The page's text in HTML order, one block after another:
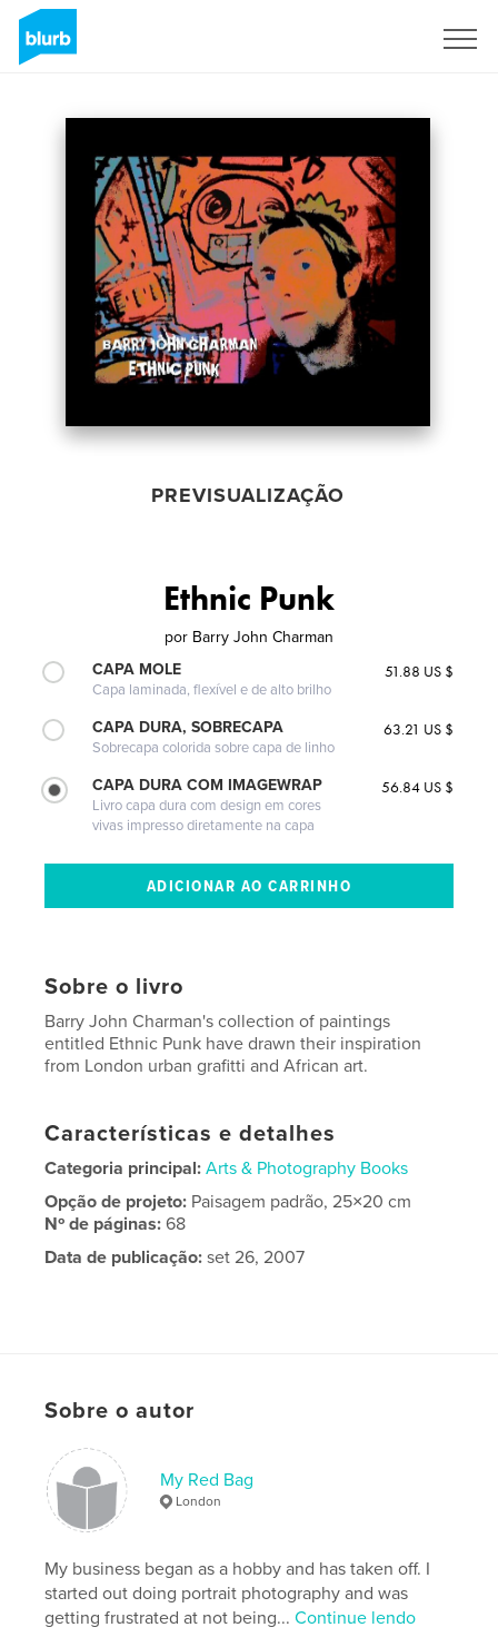
PREVISUALIZAÇÃO
Ethnic Punk
por Barry John Charman
CAPA MOLE
Capa laminada, flexível e de alto brilho
51.88 US $
CAPA DURA, SOBRECAPA
Sobrecapa colorida sobre capa de linho
63.21 US $
CAPA DURA COM IMAGEWRAP
Livro capa dura com design em cores
vivas impresso diretamente na capa
56.84 US $
Sobre o livro
Barry John Charman's collection of paintings
entitled Ethnic Punk have drawn their inspiration
from London urban grafitti and African art.
Características e detalhes
Categoria principal: Arts & Photography Books
Opção de projeto: Paisagem padrão, 25×20 cm
Nº de páginas:68
Data de publicação: set 26, 2007
Sobre o autor
My Red Bag
London
My business began as a hobby and has taken off. I
started out doing portrait photography and was
getting frustrated at not being...Continue lendo